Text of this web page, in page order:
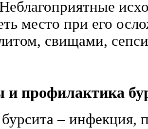
место при его
свищами,
профилактика
– инфекция,